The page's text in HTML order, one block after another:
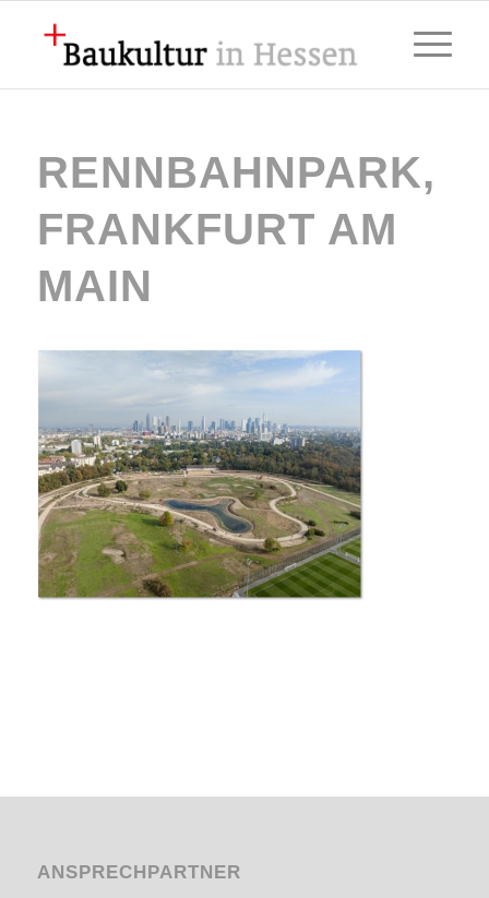
RENNBAHNPARK,
FRANKFURT AM
MAIN
ANSPRECHPARTNER